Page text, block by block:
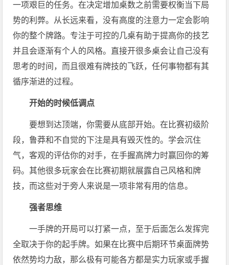
一项艰巨的任务。在决定增加桌数之前需要权衡当下局
势的利弊。从长远来看，没有高度的注意力一定会影响
你的整个牌路。专注于可控的几桌有助于提高你的技艺
并且会逐渐有个人的风格。直接开很多桌会让自己没有
思考的时间，而且很难有牌技的飞跃，任何事物都有其
循序渐进的过程。
开始的时候低调点
要想到达顶端，你需要从底部开始。在比赛初级阶
段，鲁莽和不自觉的下注是具有毁灭性的。学会沉住
气，客观的评估你的对手，在手握高牌力时赢回你的筹
码。其他很多玩家会在比赛初期就展露自己风格和牌
技，而这些对于旁人来说是一项非常有用的信息。
强者思维
一手牌的开局可以打紧一点，至于后面怎么发挥完
全取决于你的起手牌。如果在比赛中后期环节桌面牌势
依然势均力敌，那么极有可能各方都是实力玩家或手握